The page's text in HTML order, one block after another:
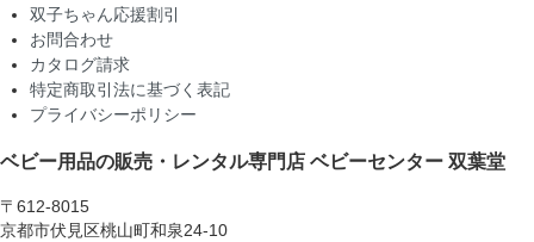
双子ちゃん応援割引
お問合わせ
カタログ請求
特定商取引法に基づく表記
プライバシーポリシー
ベビー用品の販売・レンタル専門店 ベビーセンター 双葉堂
〒612-8015
京都市伏見区桃山町和泉24-10